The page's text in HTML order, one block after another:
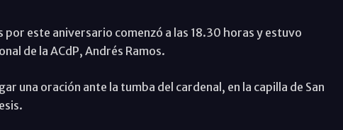
por este aniversario comenzó a las 18.30 horas y estuvo
de la ACdP, Andrés Ramos.
una oración ante la tumba del cardenal, en la capilla de San